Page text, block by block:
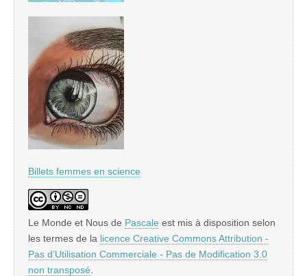
Billets femmes en science
Le Monde et Nous de Pascale est mis à disposition selon
les termes de la licence Creative Commons Attribution -
Pas d’Utilisation Commerciale - Pas de Modification 3.0
non transposé